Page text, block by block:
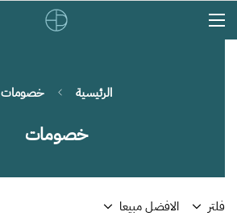
الرئيسية خصومات
خصومات
فلتر الافضل مبيعا